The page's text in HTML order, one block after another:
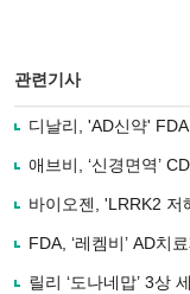
관련기사
디날리, 'AD신약'
애브비, ‘신경면역’
바이오젠, 'LRRK2
FDA, ‘레켐비’ AD치
릴리 ‘도나네맙’ 3상